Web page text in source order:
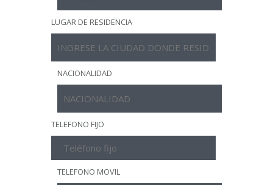
LUGAR DE RESIDENCIA
NACIONALIDAD
TELEFONO FIJO
TELEFONO MOVIL